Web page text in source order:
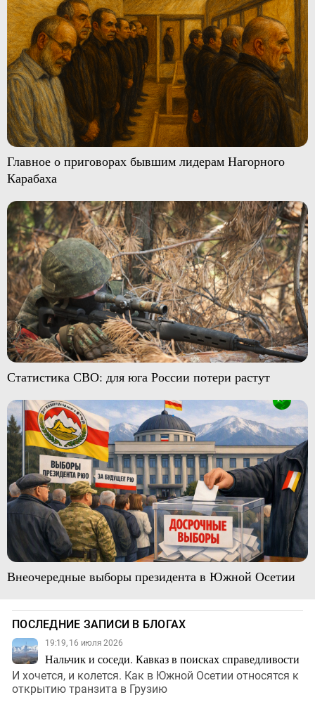
Главное о приговорах бывшим лидерам Нагорного
Карабаха
Статистика СВО: для юга России потери растут
Внеочередные выборы президента в Южной Осетии
ПОСЛЕДНИЕ ЗАПИСИ В БЛОГАХ
19:19, 16 июля 2026
Нальчик и соседи. Кавказ в поисках справедливости
И хочется, и колется. Как в Южной Осетии относятся к
открытию транзита в Грузию